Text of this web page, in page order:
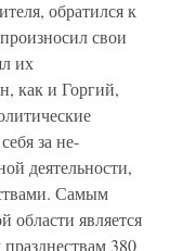
обратился к
свои
их
как и Горгий,
за не­
деятельности,
Самым
области является
380